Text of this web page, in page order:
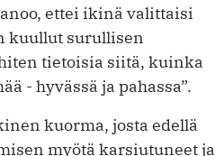
ettei ikinä valittaisi
kuullut surullisen
tietoisia siitä, kuinka
- hyvässä ja pahassa”.
kuorma, josta edellä
myötä karsiutuneet ja